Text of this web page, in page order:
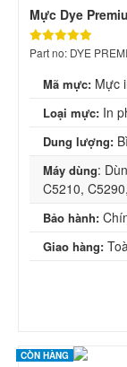
Mực Dye
Part no: DYE
Mã mực: Mực
Loại mực: In
Dung lượng:
Máy dùng:
C5210,
Bảo hành:
Giao hàng:
CÒN HÀNG